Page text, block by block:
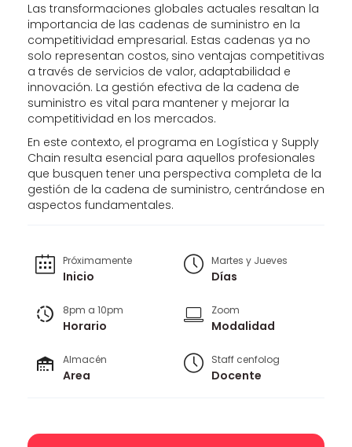
Las transformaciones globales actuales resaltan la
importancia de las cadenas de suministro en la
competitividad empresarial. Estas cadenas ya no
solo representan costos, sino ventajas competitivas
a través de servicios de valor, adaptabilidad e
innovación. La gestión efectiva de la cadena de
suministro es vital para mantener y mejorar la
competitividad en los mercados.
En este contexto, el programa en Logística y Supply
Chain resulta esencial para aquellos profesionales
que busquen tener una perspectiva completa de la
gestión de la cadena de suministro, centrándose en
aspectos fundamentales.
Próximamente
Inicio
Martes y Jueves
Días
8pm a 10pm
Horario
Zoom
Modalidad
Almacén
Area
Staff cenfolog
Docente